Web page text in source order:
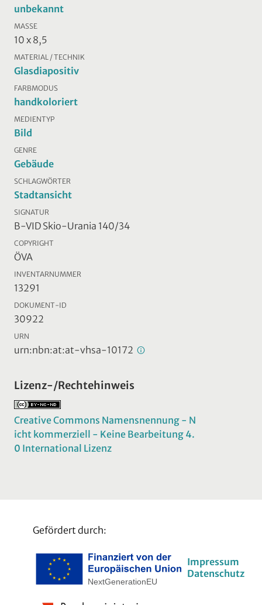
unbekannt
MASSE
10 x 8,5
MATERIAL / TECHNIK
Glasdiapositiv
FARBMODUS
handkoloriert
MEDIENTYP
Bild
GENRE
Gebäude
SCHLAGWÖRTER
Stadtansicht
SIGNATUR
B-VID Skio-Urania 140/34
COPYRIGHT
ÖVA
INVENTARNUMMER
13291
DOKUMENT-ID
30922
URN
urn:nbn:at:at-vhsa-10172
Lizenz-/Rechtehinweis
Creative Commons Namensnennung - N
icht kommerziell - Keine Bearbeitung 4.
0 International Lizenz
Gefördert durch:
Impressum
Datenschutz